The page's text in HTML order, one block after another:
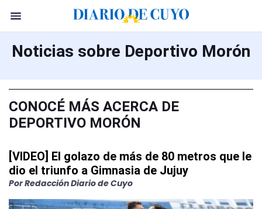
Noticias sobre Deportivo Morón
CONOCÉ MÁS ACERCA DE
DEPORTIVO MORÓN
[VIDEO] El golazo de más de 80 metros que le
dio el triunfo a Gimnasia de Jujuy
Por Redacción Diario de Cuyo